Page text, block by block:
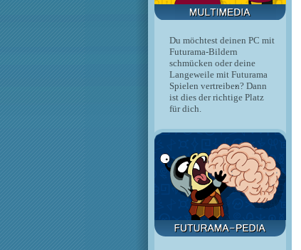
Du möchtest deinen PC mit
Futurama-Bildern
schmücken oder deine
Langeweile mit Futurama
Spielen vertreiben? Dann
ist dies der richtige Platz
für dich.